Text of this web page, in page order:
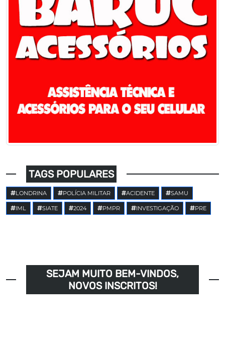
TAGS POPULARES
LONDRINA POLÍCIA MILITAR ACIDENTE SAMU
IML SIATE 2024 PMPR INVESTIGAÇÃO PRE
SEJAM MUITO BEM-VINDOS,
NOVOS INSCRITOS!